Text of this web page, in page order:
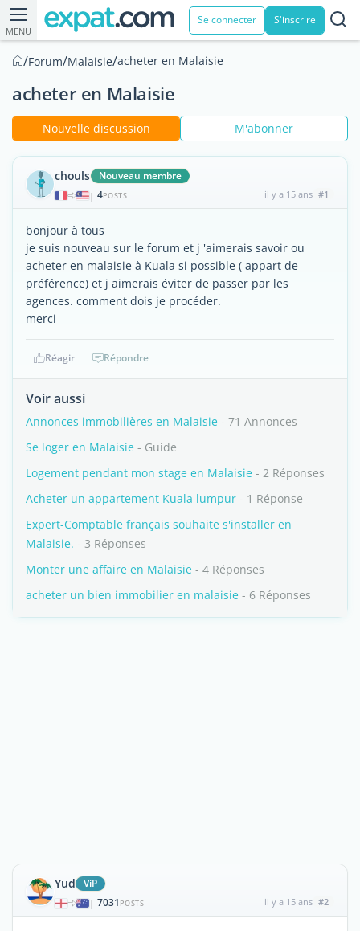
MENU
Se connecter S'inscrire
/Forum/Malaisie/acheter en Malaisie
acheter en Malaisie
Nouvelle discussion M'abonner
chouls Nouveau membre
| 4POSTS il y a 15 ans #1
bonjour à tous
je suis nouveau sur le forum et j 'aimerais savoir ou
acheter en malaisie à Kuala si possible ( appart de
préférence) et j aimerais éviter de passer par les
agences. comment dois je procéder.
merci
Réagir Répondre
Voir aussi
Annonces immobilières en Malaisie - 71 Annonces
Se loger en Malaisie - Guide
Logement pendant mon stage en Malaisie - 2 Réponses
Acheter un appartement Kuala lumpur - 1 Réponse
Expert-Comptable français souhaite s'installer en
Malaisie. - 3 Réponses
Monter une affaire en Malaisie - 4 Réponses
acheter un bien immobilier en malaisie - 6 Réponses
Yud ViP
| 7031 POSTS il y a 15 ans #2